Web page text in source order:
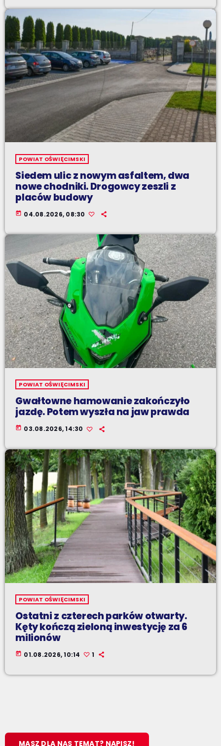
POWIAT OŚWIĘCIMSKI
Siedem ulic z nowym asfaltem, dwa
nowe chodniki. Drogowcy zeszli z
placów budowy
today 04.08.2026, 08:30
POWIAT OŚWIĘCIMSKI
Gwałtowne hamowanie zakończyło
jazdę. Potem wyszła na jaw prawda
today 03.08.2026, 14:30
POWIAT OŚWIĘCIMSKI
Ostatni z czterech parków otwarty.
Kęty kończą zieloną inwestycję za 6
milionów
today 01.08.2026, 10:14 1
MASZ DLA NAS TEMAT? NAPISZ!